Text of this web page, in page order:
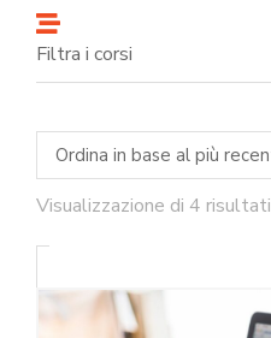
Filtra i corsi
Visualizzazione di 4 risultati